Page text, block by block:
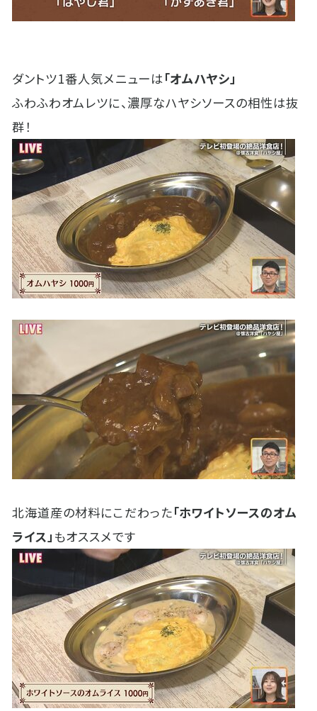
ダントツ1番人気メニューは「オムハヤシ」
ふわふわオムレツに、濃厚なハヤシソースの相性は抜
群！
北海道産の材料にこだわった「ホワイトソースのオム
ライス」 もオススメです